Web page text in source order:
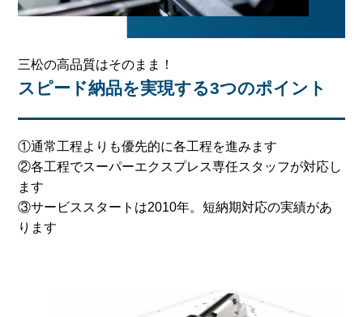
三松の高品質はそのまま！
スピード納品を実現する3つのポイント
①通常工程よりも優先的に各工程を進みます
②各工程でスーパーエクスプレス専任スタッフが対応し
ます
③サービススタートは2010年。短納期対応の実績があ
ります